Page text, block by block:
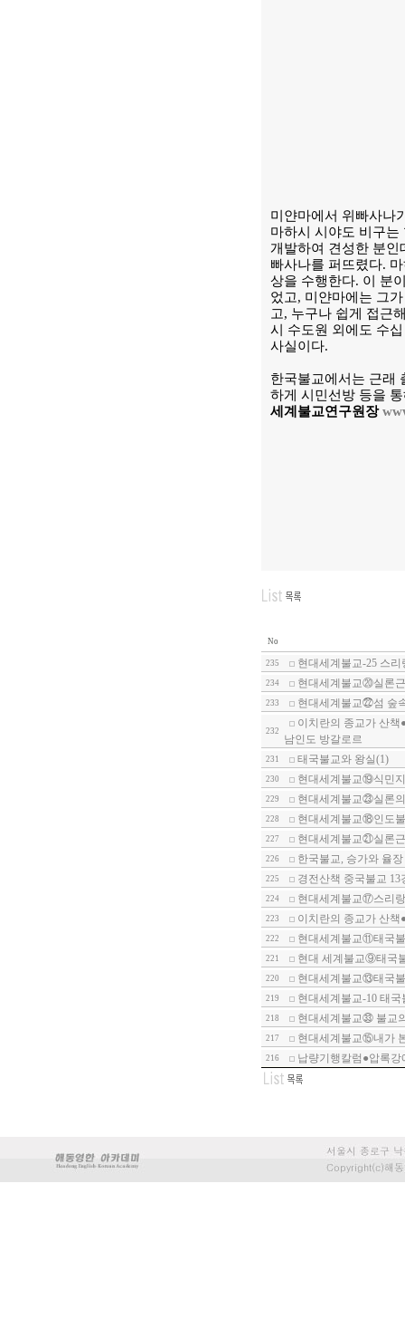
미얀마에서 위빠사나
마하시 시야도 비구
개발하여 견성한 분
빠사나를 퍼뜨렸다.
상을 수행한다. 이 분
었고, 미얀마에는 그
고, 누구나 쉽게 접근
시 수도원 외에도 수
사실이다.
한국불교에서는 근래
하게 시민선방 등을
세계불교연구원장
No
235 현대세계불교-25 스
234 현대세계불교⑳실론
233 현대세계불교㉒섬 숲
232
이치란의 종교가 산책
남인도 방갈로르
231 태국불교와 왕실(1)
230 현대세계불교⑲식민
229 현대세계불교㉓실론
228 현대세계불교⑱인도
227 현대세계불교㉑실론
226 한국불교, 승가와 율
225 경전산책 중국불교
224 현대세계불교⑰스리
223 이치란의 종교가 산
222 현대세계불교⑪태국
221 현대 세계불교⑨태국
220 현대세계불교⑬태국
219 현대세계불교-10 태
218 현대세계불교㉝ 불교
217 현대세계불교⑮내가
216 납량기행칼럼●압록